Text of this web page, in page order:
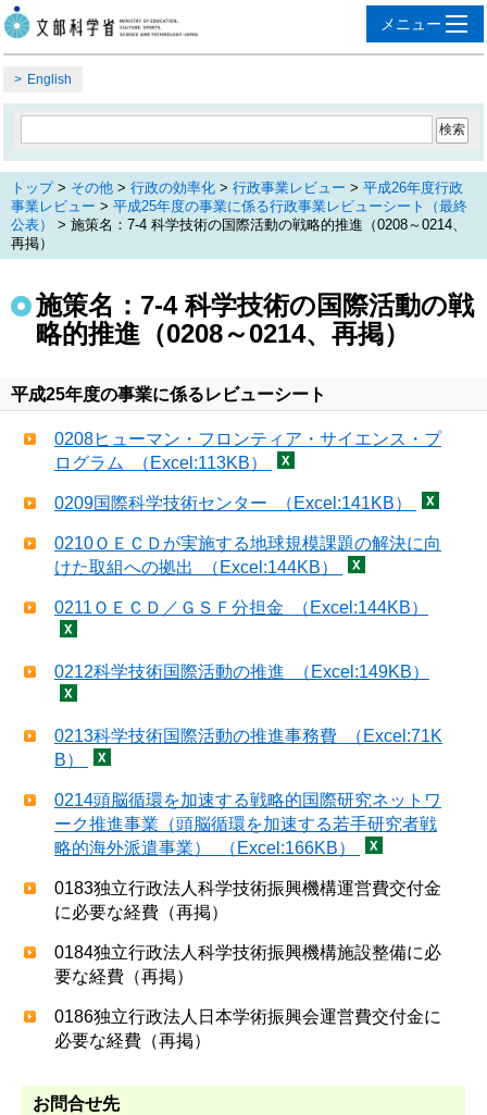
English
トップ> その他 > 行政の効率化 > 行政事業レビュー > 平成26年度行政
事業レビュー > 平成25年度の事業に係る行政事業レビューシート（最終
公表）
> 施策名：7-4 科学技術の国際活動の戦略的推進（0208～0214、
再掲）
施策名：7-4 科学技術の国際活動の戦
略的推進（0208～0214、再掲）
平成25年度の事業に係るレビューシート
0208ヒューマン・フロンティア・サイエンス・プ
ログラム （Excel:113KB）
0209国際科学技術センター （Excel:141KB）
0210ＯＥＣＤが実施する地球規模課題の解決に向
けた取組への拠出 （Excel:144KB）
0211ＯＥＣＤ／ＧＳＦ分担金 （Excel:144KB）
0212科学技術国際活動の推進 （Excel:149KB）
0213科学技術国際活動の推進事務費 （Excel:71K
B）
0214頭脳循環を加速する戦略的国際研究ネットワ
ーク推進事業（頭脳循環を加速する若手研究者戦
略的海外派遣事業） （Excel:166KB）
0183独立行政法人科学技術振興機構運営費交付金
に必要な経費（再掲）
0184独立行政法人科学技術振興機構施設整備に必
要な経費（再掲）
0186独立行政法人日本学術振興会運営費交付金に
必要な経費（再掲）
お問合せ先